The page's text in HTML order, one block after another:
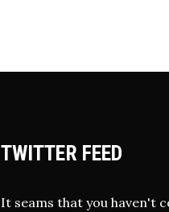
TWITTER FEED
It seams that you haven't